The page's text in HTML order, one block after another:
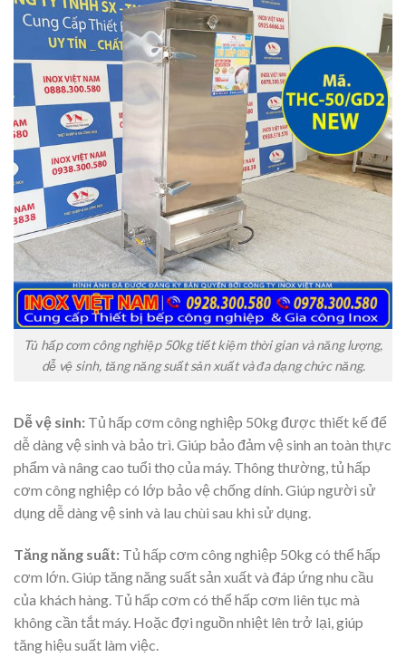
Tủ hấp cơm công nghiệp 50kg tiết kiệm thời gian và năng lượng,
dễ vệ sinh, tăng năng suất sản xuất và đa dạng chức năng.
Dễ vệ sinh: Tủ hấp cơm công nghiệp 50kg được thiết kế để
dễ dàng vệ sinh và bảo trì. Giúp bảo đảm vệ sinh an toàn thực
phẩm và nâng cao tuổi thọ của máy. Thông thường, tủ hấp
cơm công nghiệp có lớp bảo vệ chống dính. Giúp người sử
dụng dễ dàng vệ sinh và lau chùi sau khi sử dụng.
Tăng năng suất: Tủ hấp cơm công nghiệp 50kg có thể hấp
cơm lớn. Giúp tăng năng suất sản xuất và đáp ứng nhu cầu
của khách hàng. Tủ hấp cơm có thể hấp cơm liên tục mà
không cần tắt máy. Hoặc đợi nguồn nhiệt lên trở lại, giúp
tăng hiệu suất làm việc.